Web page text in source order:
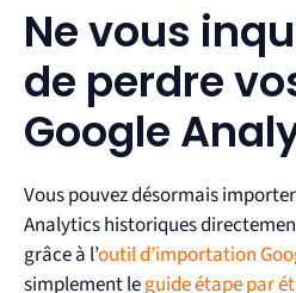
Ne vous
de perdre
Google
Vous pouvez désormais
Analytics historiques
grâce à l’outil d’importation
simplement leguide étape par